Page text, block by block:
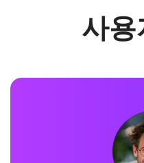
사용